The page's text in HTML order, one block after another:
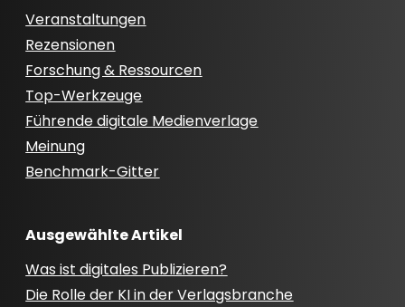
Veranstaltungen
Rezensionen
Forschung & Ressourcen
Top-Werkzeuge
Führende digitale Medienverlage
Meinung
Benchmark-Gitter
Ausgewählte Artikel
Was ist digitales Publizieren?
Die Rolle der KI in der Verlagsbranche